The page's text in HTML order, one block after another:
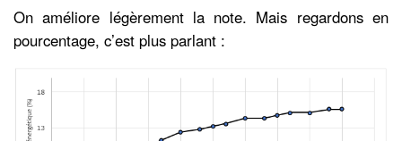
On améliore légèrement la note. Mais regardons en
pourcentage, c’est plus parlant :